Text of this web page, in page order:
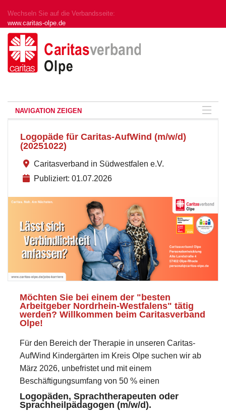
Wechseln Sie auf die Verbandsseite:
www.caritas-olpe.de
NAVIGATION ZEIGEN
Logopäde für Caritas-AufWind (m/w/d)
(20251022)
Caritasverband in Südwestfalen e.V.
Publiziert: 01.07.2026
Möchten Sie bei einem der "besten
Arbeitgeber Nordrhein-Westfalens" tätig
werden? Willkommen beim Caritasverband
Olpe!
Für den Bereich der Therapie in unseren Caritas-
AufWind Kindergärten im Kreis Olpe suchen wir ab
März 2026, unbefristet und mit einem
Beschäftigungsumfang von 50 % einen
Logopäden, Sprachtherapeuten oder
Sprachheilpädagogen (m/w/d).